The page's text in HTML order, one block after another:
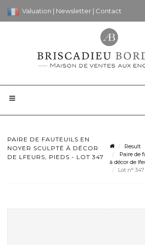
Valuation | Newsletter | Contact
PAIRE DE FAUTEUILS EN
NOYER SCULPTÉ À DÉCOR
DE LFEURS, PIEDS - LOT 347
Result
Paire de
à décor de
Lot n° 347